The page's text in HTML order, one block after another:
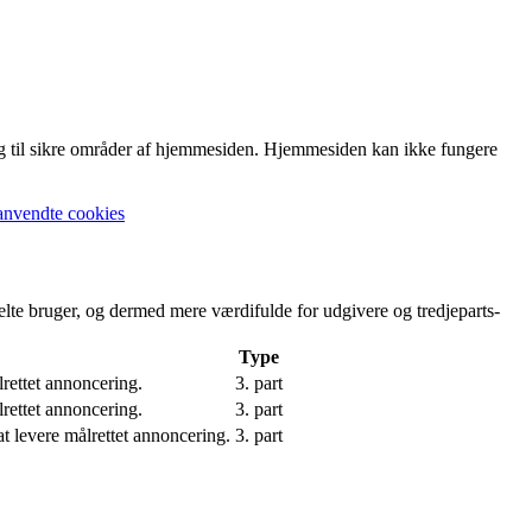
sikre områder af hjemmesiden. Hjemmesiden kan ikke fungere
cookies
bruger, og dermed mere værdifulde for udgivere og tredjeparts-
Type
annoncering.
3. part
annoncering.
3. part
levere målrettet annoncering. 3. part